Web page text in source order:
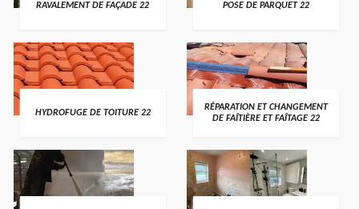
RAVALEMENT DE FAÇADE 22 POSE DE PARQUET 22
HYDROFUGE DE TOITURE 22
RÉPARATION ET CHANGEMENT
DE FAÎTIÈRE ET FAÎTAGE 22